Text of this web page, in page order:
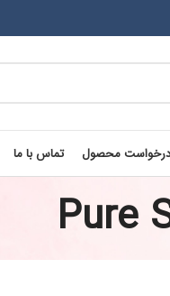
درخواست محصول تماس با ما
Pure